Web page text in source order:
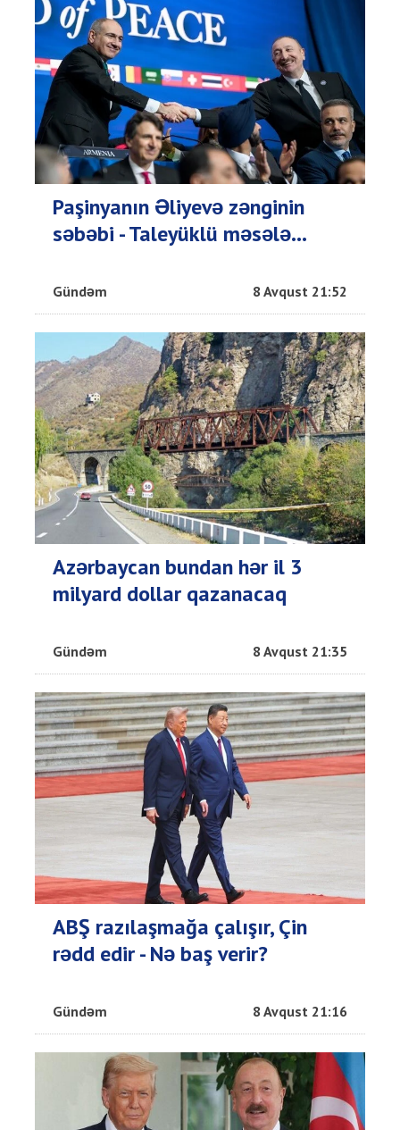
Paşinyanın Əliyevə zənginin
səbəbi - Taleyüklü məsələ...
Gündəm 8 Avqust 21:52
Azərbaycan bundan hər il 3
milyard dollar qazanacaq
Gündəm 8 Avqust 21:35
ABŞ razılaşmağa çalışır, Çin
rədd edir - Nə baş verir?
Gündəm 8 Avqust 21:16